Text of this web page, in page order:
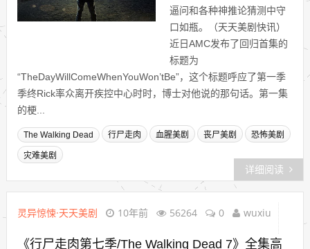
逼问和各种神推论猜测中守
口如瓶。（天天美剧快讯）
近日AMC发布了回归首集的
标题为
“TheDayWillComeWhenYouWon’tBe”，这个标题呼应了第一季
季终Rick率众离开疾控中心时时，博士对他说的那句话。第一集
的梗...
The Walking Dead 行尸走肉 血腥美剧 丧尸美剧 恐怖美剧
灾难美剧
详细阅读
灵异惊悚·天天美剧 10年前 56264 0 wuxiu
《行尸走肉第七季/The Walking Dead 7》全集高